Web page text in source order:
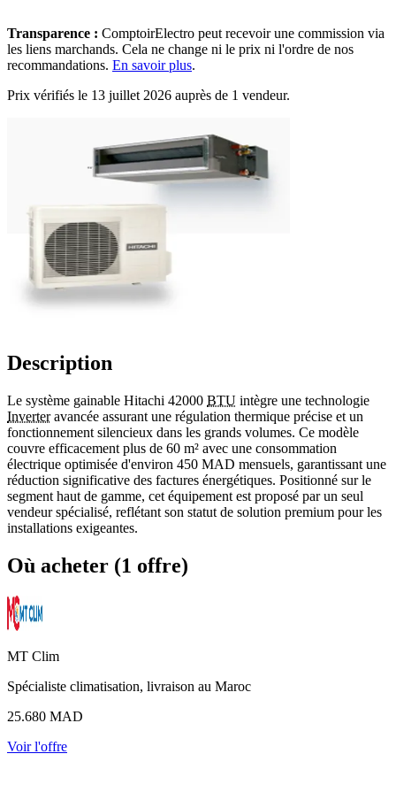
Transparence : ComptoirElectro peut recevoir une commission via
les liens marchands. Cela ne change ni le prix ni l'ordre de nos
recommandations. En savoir plus.
Prix vérifiés le 13 juillet 2026 auprès de 1 vendeur.
Description
Le système gainable Hitachi 42000 BTU intègre une technologie
Inverteravancée assurant une régulation thermique précise et un
fonctionnement silencieux dans les grands volumes. Ce modèle
couvre efficacement plus de 60 m² avec une consommation
électrique optimisée d'environ 450 MAD mensuels, garantissant une
réduction significative des factures énergétiques. Positionné sur le
segment haut de gamme, cet équipement est proposé par un seul
vendeur spécialisé, reflétant son statut de solution premium pour les
installations exigeantes.
Où acheter (1 offre)
MT Clim
Spécialiste climatisation, livraison au Maroc
25.680 MAD
Voir l'offre